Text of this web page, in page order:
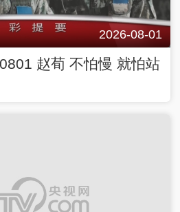
2026-08-01
赵荀 不怕慢 就怕站